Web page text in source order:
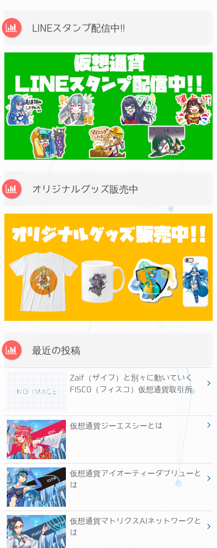
LINEスタンプ配信中!!
オリジナルグッズ販売中
最近の投稿
Zaif（ザイフ）と別々に動いていく
FISCO（フィスコ）仮想通貨取引所
仮想通貨ジーエスシーとは
仮想通貨アイオーティーダブリューと
は
仮想通貨マトリクスAIネットワークと
は